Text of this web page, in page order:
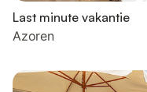
Last minute vakantie
Azoren